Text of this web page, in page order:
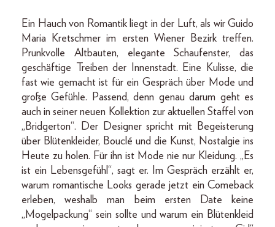
Ein Hauch von Romantik liegt in der Luft, als wir Guido
Maria Kretschmer im ersten Wiener Bezirk treffen.
Prunkvolle Altbauten, elegante Schaufenster, das
geschäftige Treiben der Innenstadt. Eine Kulisse, die
fast wie gemacht ist für ein Gespräch über Mode und
große Gefühle. Passend, denn genau darum geht es
auch in seiner neuen Kollektion zur aktuellen Staffel von
„Bridgerton“. Der Designer spricht mit Begeisterung
über Blütenkleider, Bouclé und die Kunst, Nostalgie ins
Heute zu holen. Für ihn ist Mode nie nur Kleidung. „Es
ist ein Lebensgefühl“, sagt er. Im Gespräch erzählt er,
warum romantische Looks gerade jetzt ein Comeback
erleben, weshalb man beim ersten Date keine
„Mogelpackung“ sein sollte und warum ein Blütenkleid